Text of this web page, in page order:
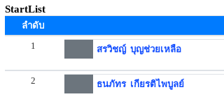
StartList
ลำดับ
1
สรวิชญ์ บุญช่วยเหลือ
2 ธนภัทร เกียรติไพบูลย์